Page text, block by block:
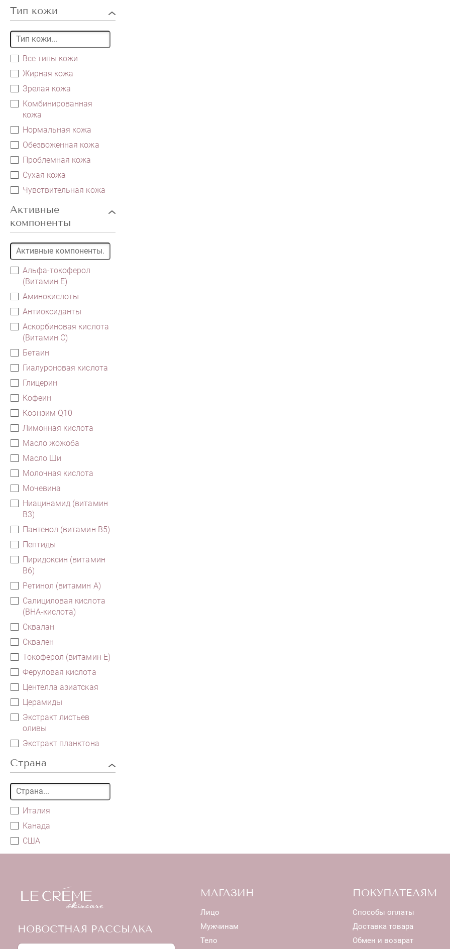
Тип кожи
Все типы кожи
Жирная кожа
Зрелая кожа
Комбинированная
кожа
Нормальная кожа
Обезвоженная кожа
Проблемная кожа
Сухая кожа
Чувствительная кожа
Активные
компоненты
Альфа-токоферол
(Витамин E)
Аминокислоты
Антиоксиданты
Аскорбиновая кислота
(Витамин С)
Бетаин
Гиалуроновая кислота
Глицерин
Кофеин
Коэнзим Q10
Лимонная кислота
Масло жожоба
Масло Ши
Молочная кислота
Мочевина
Ниацинамид (витамин
В3)
Пантенол (витамин B5)
Пептиды
Пиридоксин (витамин
B6)
Ретинол (витамин А)
Салициловая кислота
(ВНА-кислота)
Сквалан
Сквален
Токоферол (витамин Е)
Феруловая кислота
Центелла азиатская
Церамиды
Экстракт листьев
оливы
Экстракт планктона
Страна
Италия
Канада
США
НОВОСТНАЯ РАССЫЛКА
МАГАЗИН
Лицо
Мужчинам
Тело
ПОКУПАТЕЛЯМ
Способы оплаты
Доставка товара
Обмен и возврат